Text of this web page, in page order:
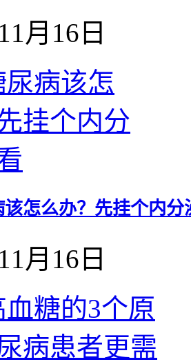
月16日
怎么办？先挂个内分
月16日